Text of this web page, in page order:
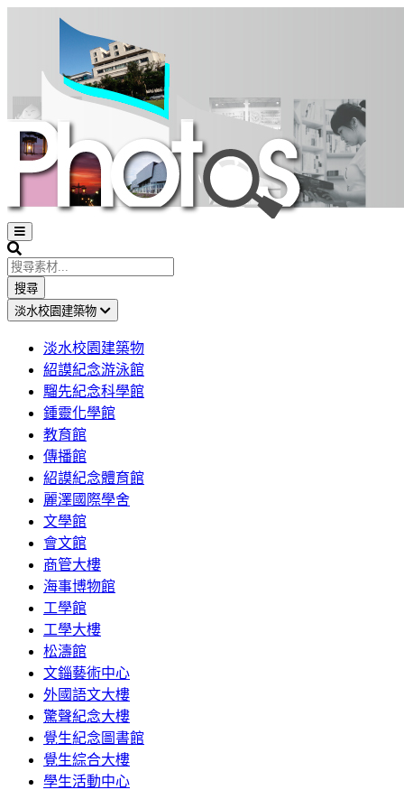
Open
sidebar
Search
搜尋
淡水校園建築物
淡水校園建築物
紹謨紀念游泳館
騮先紀念科學館
鍾靈化學館
教育館
傳播館
紹謨紀念體育館
麗澤國際學舍
文學館
會文館
商管大樓
海事博物館
工學館
工學大樓
松濤館
文錙藝術中心
外國語文大樓
驚聲紀念大樓
覺生紀念圖書館
覺生綜合大樓
學生活動中心